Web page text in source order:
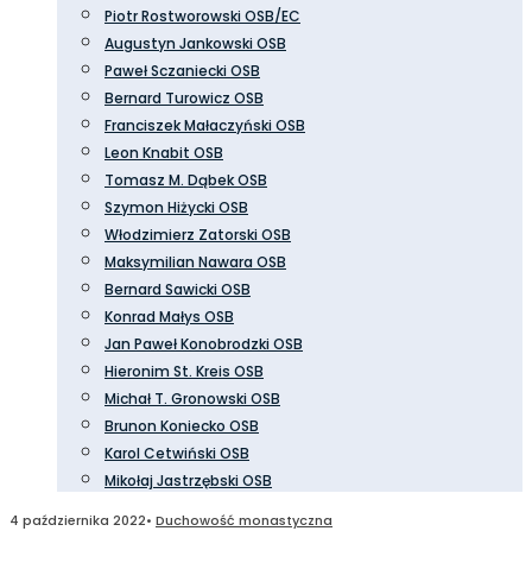
Piotr Rostworowski OSB/EC
Augustyn Jankowski OSB
Paweł Sczaniecki OSB
Bernard Turowicz OSB
Franciszek Małaczyński OSB
Leon Knabit OSB
Tomasz M. Dąbek OSB
Szymon Hiżycki OSB
Włodzimierz Zatorski OSB
Maksymilian Nawara OSB
Bernard Sawicki OSB
Konrad Małys OSB
Jan Paweł Konobrodzki OSB
Hieronim St. Kreis OSB
Michał T. Gronowski OSB
Brunon Koniecko OSB
Karol Cetwiński OSB
Mikołaj Jastrzębski OSB
4 października 2022• Duchowość monastyczna